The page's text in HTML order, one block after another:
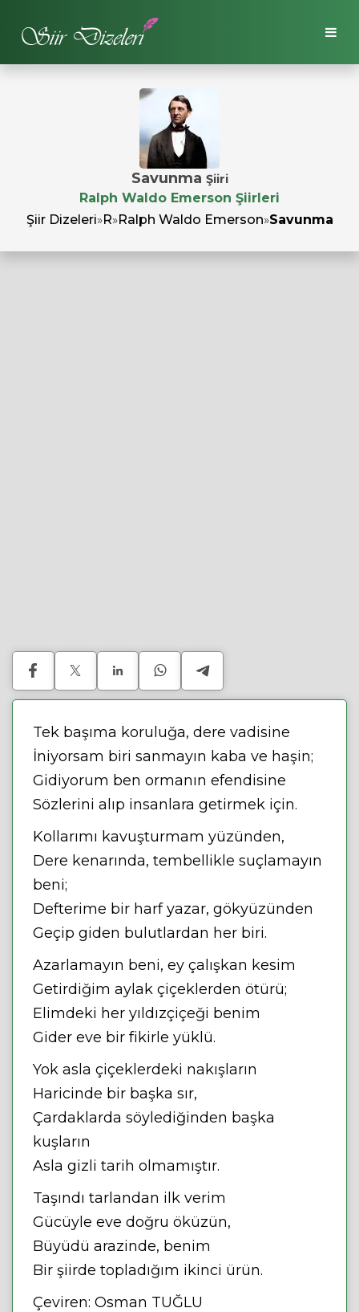
Savunma Şiiri
Ralph Waldo Emerson Şiirleri
Şiir Dizeleri»R»Ralph Waldo Emerson»Savunma
Tek başıma koruluğa, dere vadisine
İniyorsam biri sanmayın kaba ve haşin;
Gidiyorum ben ormanın efendisine
Sözlerini alıp insanlara getirmek için.
Kollarımı kavuşturmam yüzünden,
Dere kenarında, tembellikle suçlamayın
beni;
Defterime bir harf yazar, gökyüzünden
Geçip giden bulutlardan her biri.
Azarlamayın beni, ey çalışkan kesim
Getirdiğim aylak çiçeklerden ötürü;
Elimdeki her yıldızçiçeği benim
Gider eve bir fikirle yüklü.
Yok asla çiçeklerdeki nakışların
Haricinde bir başka sır,
Çardaklarda söylediğinden başka
kuşların
Asla gizli tarih olmamıştır.
Taşındı tarlandan ilk verim
Gücüyle eve doğru öküzün,
Büyüdü arazinde, benim
Bir şiirde topladığım ikinci ürün.
Çeviren: Osman TUĞLU